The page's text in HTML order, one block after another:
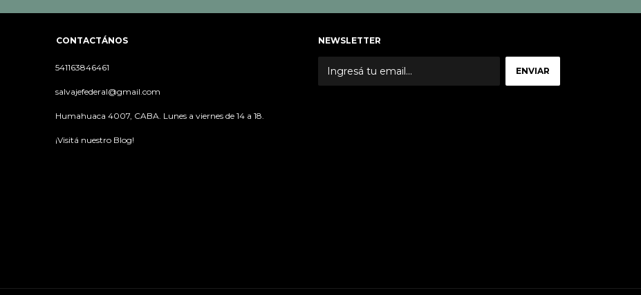
CONTACTÁNOS
541163846461
salvajefederal@gmail.com
Humahuaca 4007, CABA. Lunes a viernes de 14 a 18.
¡Visitá nuestro Blog!
NEWSLETTER